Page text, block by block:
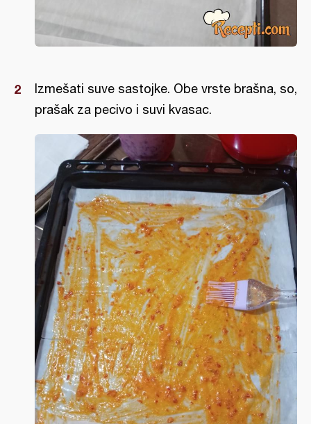
Izmešati suve sastojke. Obe vrste brašna, so,
prašak za pecivo i suvi kvasac.